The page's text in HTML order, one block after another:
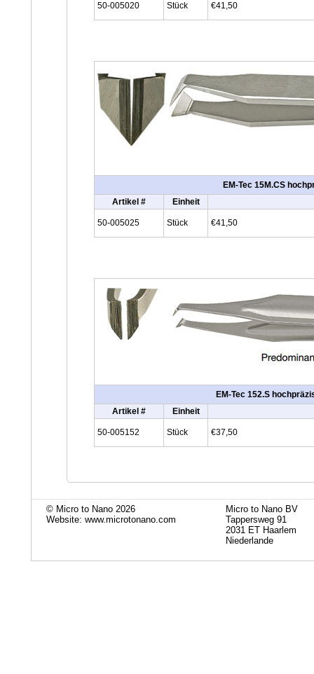
50-005020 Stück €41,50
EM-Tec 15M.CS
Artikel #
Einheit
50-005025 Stück €41,50
EM-Tec 152.S
Artikel #
Einheit
50-005152 Stück €37,50
© Micro to Nano 2026
Website: www.microtonano.com
Micro to Nano BV
Tappersweg 91
2031 ET Haarlem
Niederlande